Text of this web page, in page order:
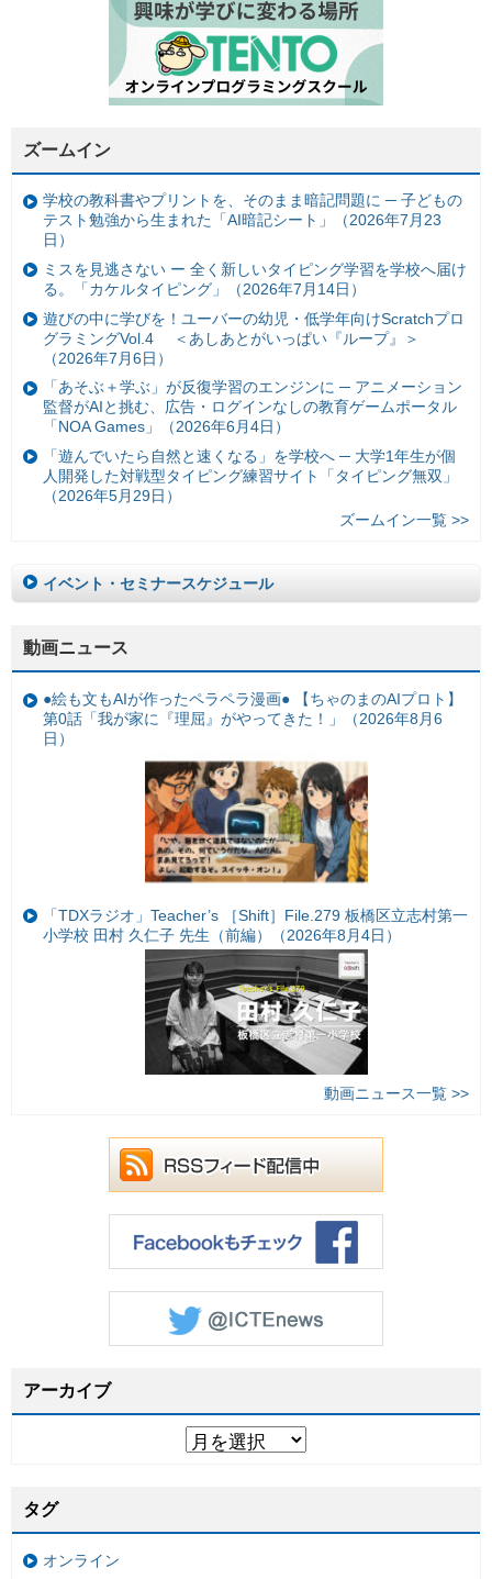
ズームイン
学校の教科書やプリントを、そのまま暗記問題に ─ 子どもの
テスト勉強から生まれた「AI暗記シート」（2026年7月23
日）
ミスを見逃さない ー 全く新しいタイピング学習を学校へ届け
る。「カケルタイピング」（2026年7月14日）
遊びの中に学びを！ユーバーの幼児・低学年向けScratchプロ
グラミングVol.4 ＜あしあとがいっぱい『ループ』＞
（2026年7月6日）
「あそぶ＋学ぶ」が反復学習のエンジンに ─ アニメーション
監督がAIと挑む、広告・ログインなしの教育ゲームポータル
「NOA Games」（2026年6月4日）
「遊んでいたら自然と速くなる」を学校へ ─ 大学1年生が個
人開発した対戦型タイピング練習サイト「タイピング無双」
（2026年5月29日）
ズームイン一覧 >>
イベント・セミナースケジュール
動画ニュース
●絵も文もAIが作ったペラペラ漫画● 【ちゃのまのAIプロト】
第0話「我が家に『理屈』がやってきた！」（2026年8月6
日）
「TDXラジオ」Teacher’s ［Shift］File.279 板橋区立志村第一
小学校 田村 久仁子 先生（前編）（2026年8月4日）
動画ニュース一覧 >>
アーカイブ
タグ
オンライン